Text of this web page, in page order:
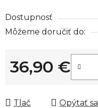
Dostupnosť
Môžeme doručiť do:
36,90 €
Jednotková cena:
Tlač Opýtať sa